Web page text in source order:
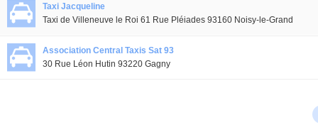
Taxi Jacqueline
Taxi de Villeneuve le Roi 61 Rue Pléiades 93160 Noisy-le-Grand
Association Central Taxis Sat 93
30 Rue Léon Hutin 93220 Gagny